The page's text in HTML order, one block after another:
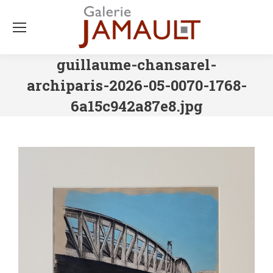
guillaume-chansarel-
archiparis-2026-05-0070-1768-
6a15c942a87e8.jpg